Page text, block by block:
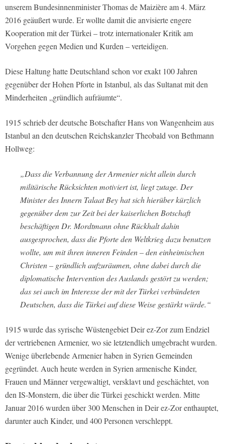
unserem Bundesinnenminister Thomas de Maizière am 4. März
2016 geäußert wurde. Er wollte damit die anvisierte engere
Kooperation mit der Türkei – trotz internationaler Kritik am
Vorgehen gegen Medien und Kurden – verteidigen.
Diese Haltung hatte Deutschland schon vor exakt 100 Jahren
gegenüber der Hohen Pforte in Istanbul, als das Sultanat mit den
Minderheiten „gründlich aufräumte“.
1915 schrieb der deutsche Botschafter Hans von Wangenheim aus
Istanbul an den deutschen Reichskanzler Theobald von Bethmann
Hollweg:
„Dass die Verbannung der Armenier nicht allein durch
militärische Rücksichten motiviert ist, liegt zutage. Der
Minister des Innern Talaat Bey hat sich hierüber kürzlich
gegenüber dem zur Zeit bei der kaiserlichen Botschaft
beschäftigen Dr. Mordtmann ohne Rückhalt dahin
ausgesprochen, dass die Pforte den Weltkrieg dazu benutzen
wollte, um mit ihren inneren Feinden – den einheimischen
Christen – gründlich aufzuräumen, ohne dabei durch die
diplomatische Intervention des Auslands gestört zu werden;
das sei auch im Interesse der mit der Türkei verbündeten
Deutschen, dass die Türkei auf diese Weise gestärkt würde.“
1915 wurde das syrische Wüstengebiet Deir ez-Zor zum Endziel
der vertriebenen Armenier, wo sie letztendlich umgebracht wurden.
Wenige überlebende Armenier haben in Syrien Gemeinden
gegründet. Auch heute werden in Syrien armenische Kinder,
Frauen und Männer vergewaltigt, versklavt und geschächtet, von
den IS-Monstern, die über die Türkei geschickt werden. Mitte
Januar 2016 wurden über 300 Menschen in Deir ez-Zor enthauptet,
darunter auch Kinder, und 400 Personen verschleppt.